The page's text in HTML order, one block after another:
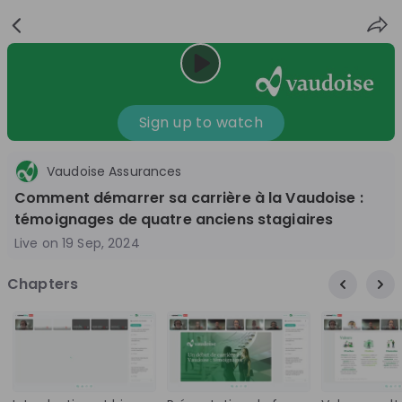
Login
up
Follow Share
Vaudoise Assurances
Insurance, Finance & Banking
1'001-3'000
Live streams Recordings
Sign up to watch
Vaudoise Assurances
Comment démarrer sa carrière à la Vaudoise :
témoignages de quatre anciens stagiaires
Live on 19 Sep, 2024
Chapters